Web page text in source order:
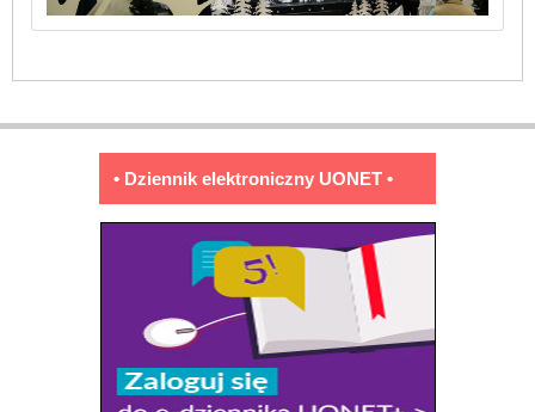
• Dziennik elektroniczny UONET •